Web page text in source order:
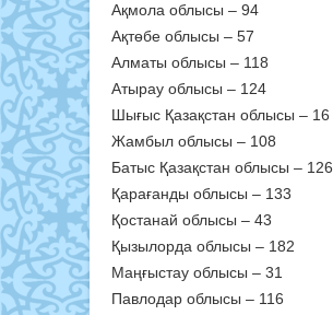
Ақмола облысы – 94
Ақтөбе облысы – 57
Алматы облысы – 118
Атырау облысы – 124
Шығыс Қазақстан облысы – 16
Жамбыл облысы – 108
Батыс Қазақстан облысы – 126
Қарағанды облысы – 133
Қостанай облысы – 43
Қызылорда облысы – 182
Маңғыстау облысы – 31
Павлодар облысы – 116